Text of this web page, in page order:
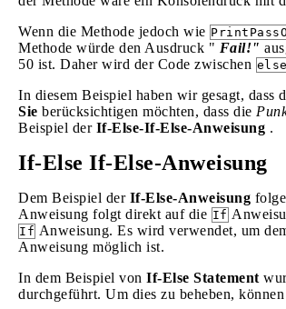
Wenn die Methode jedoch wie
Methode würde den Ausdruck " Fail!"
50 ist. Daher wird der Code zwischen else
In diesem Beispiel haben wir gesagt, dass
Sie berücksichtigen möchten, dass die
Beispiel der If-Else-If-Else-Anweisung .
If-Else If-Else-Anweisung
Dem Beispiel der If-Else-Anweisung
Anweisung folgt direkt auf die If
If Anweisung. Es wird verwendet, um
Anweisung möglich ist.
In dem Beispiel von If-Else Statement
durchgeführt. Um dies zu beheben,